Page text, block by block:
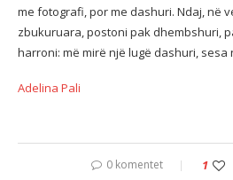
me fotografi, por me dashuri. Ndaj, në
zbukuruara, postoni pak dhembshuri,
harroni: më mirë një lugë dashuri, sesa
Adelina Pali
0 komentet 1